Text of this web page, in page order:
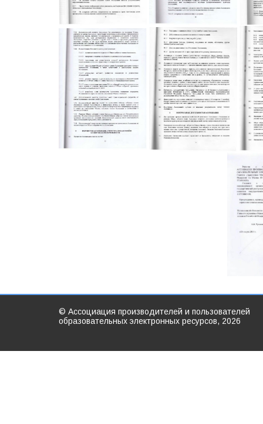
© Ассоциация производителей и пользователей
образовательных электронных ресурсов, 2026